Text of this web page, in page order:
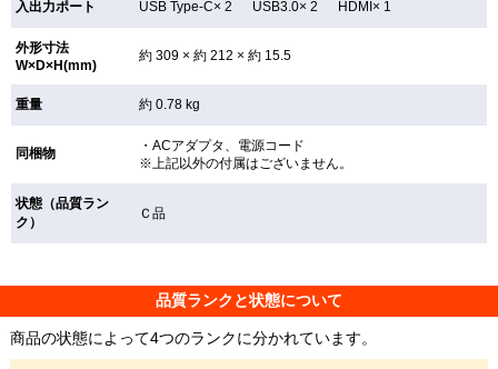
入出力ポート USB Type-C× 2 USB3.0× 2 HDMI× 1
外形寸法
W×D×H(mm)
約 309 × 約 212 × 約 15.5
重量 約 0.78 kg
同梱物
・ACアダプタ、電源コード
※上記以外の付属はございません。
状態（品質ラン
ク）
Ｃ品
品質ランクと状態について
商品の状態によって4つのランクに分かれています。